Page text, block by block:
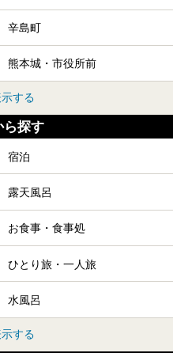
辛島町
熊本城・市役所前
する
ら探す
宿泊
露天風呂
お食事・食事処
ひとり旅・一人旅
水風呂
する